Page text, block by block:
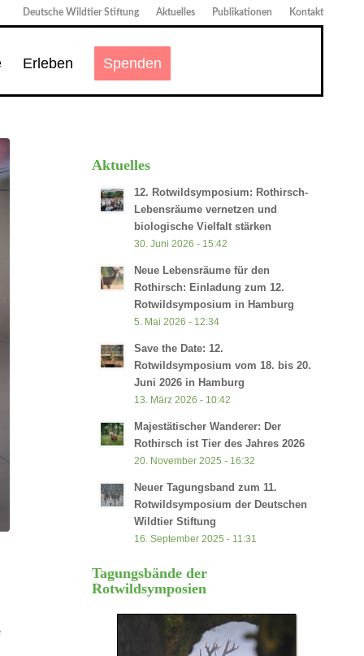
Deutsche Wildtier Stiftung Aktuelles Publikationen Kontakt
Erleben Spenden
Aktuelles
12. Rotwildsymposium: Rothirsch-
Lebensräume vernetzen und
biologische Vielfalt stärken
30. Juni 2026 - 15:42
Neue Lebensräume für den
Rothirsch: Einladung zum 12.
Rotwildsymposium in Hamburg
5. Mai 2026 - 12:34
Save the Date: 12.
Rotwildsymposium vom 18. bis 20.
Juni 2026 in Hamburg
13. März 2026 - 10:42
Majestätischer Wanderer: Der
Rothirsch ist Tier des Jahres 2026
20. November 2025 - 16:32
Neuer Tagungsband zum 11.
Rotwildsymposium der Deutschen
Wildtier Stiftung
16. September 2025 - 11:31
Tagungsbände der
Rotwildsymposien